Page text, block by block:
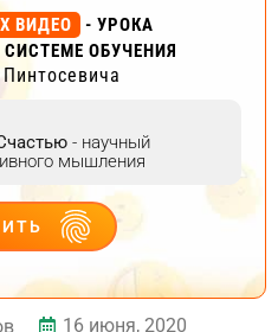
ВИДЕО
- УРОКА
ОБУЧЕНИЯ
- научный
мышления
16 июня, 2020